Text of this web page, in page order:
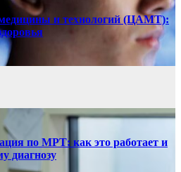
и технологий (ЦАМТ):
по МРТ: как это работает и
диагнозу